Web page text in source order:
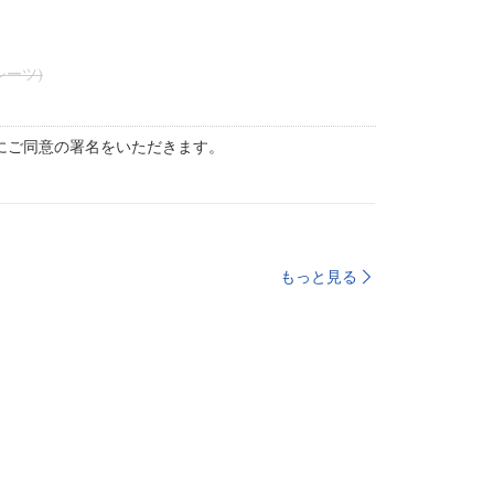
ーツ)
同意の署名をいただきます。
もっと見る